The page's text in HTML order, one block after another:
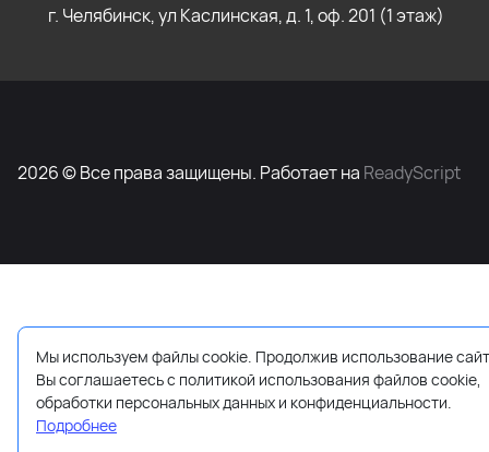
г. Челябинск, ул Каслинская, д. 1, оф. 201 (1 этаж)
2026 © Все права защищены. Работает на ReadyScript
Мы используем файлы cookie. Продолжив использование
Вы соглашаетесь с политикой использования файлов cookie,
обработки персональных данных и конфиденциальности.
Подробнее